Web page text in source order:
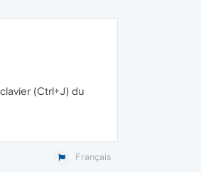
(Ctrl+J) du
Français